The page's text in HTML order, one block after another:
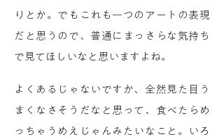
りとか。でもこれも一つのアートの表現
だと思うので、普通にまっさらな気持ち
で見てほしいなと思いますよね。
よくあるじゃないですか、全然見た目う
まくなさそうだなと思って、食べたらめ
っちゃうめえじゃんみたいなこと。いろ